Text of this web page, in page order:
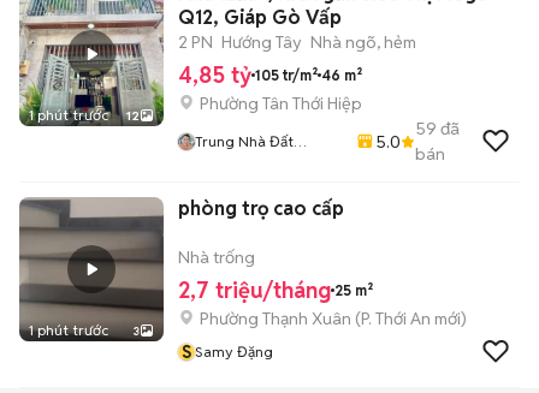
1 phút trước 12
Q12, Giáp Gò Vấp
2 PN Hướng Tây Nhà ngõ, hẻm
4,85 tỷ 105 tr/m² 46 m²
Phường Tân Thới Hiệp
Trung Nhà Đất
5.0
59 đã
bán
1 phút trước 3
phòng trọ cao cấp
Nhà trống
2,7 triệu/tháng 25 m²
Phường Thạnh Xuân (P. Thới An mới)
S Samy Đặng